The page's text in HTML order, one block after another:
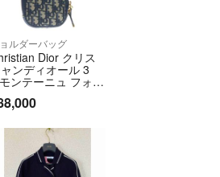
に発送するように
2日程度、遅れる場
が、写真での見た
でご了承下さい。
がいくまで何度で
細かい部分まで掲
ルダーバッグ
Dior クリス
ンディオール 3
ンテーニュ フォン
ルダー オブリー
キャンバス レザ
ン ショルダーバッ
ゴールド金具 ネイ